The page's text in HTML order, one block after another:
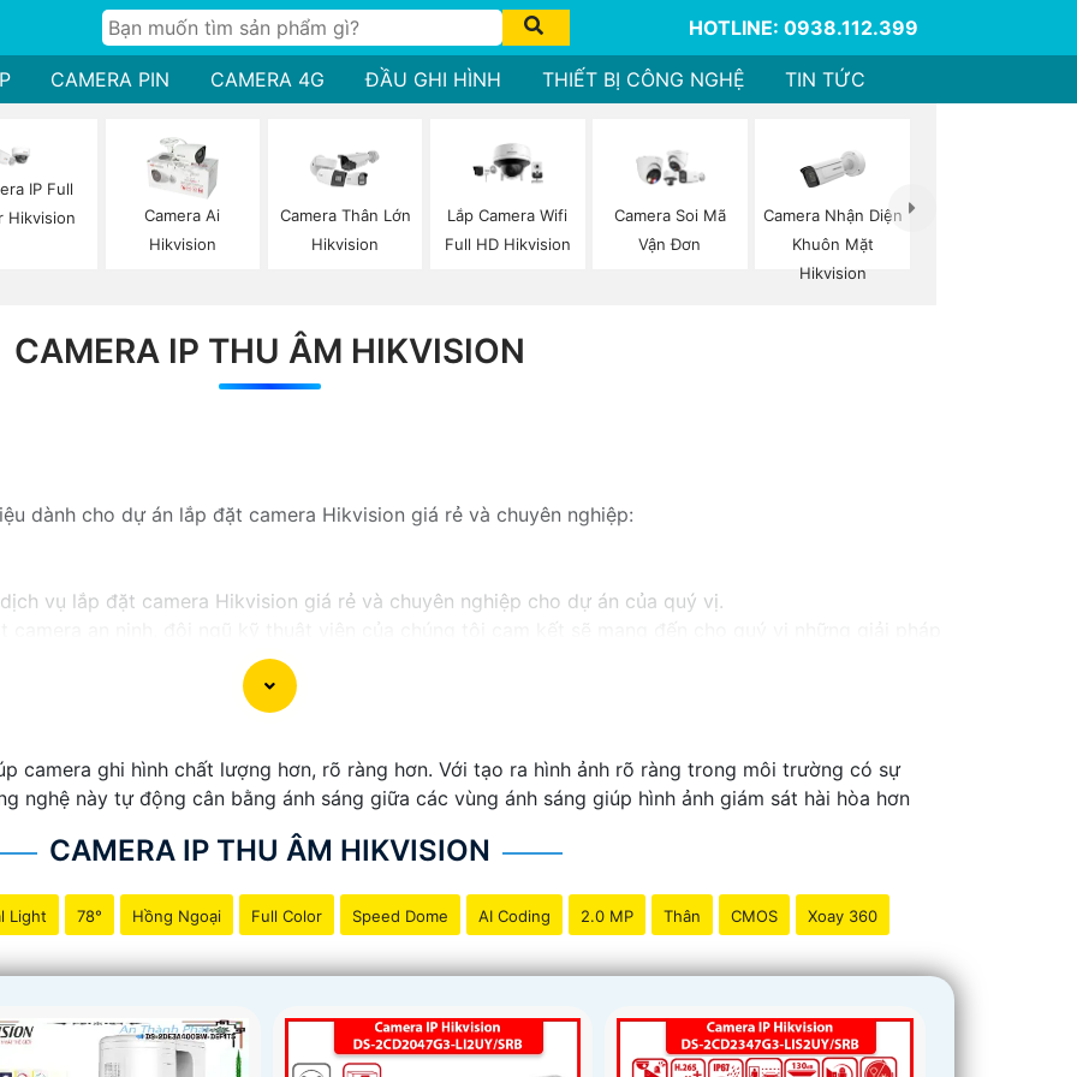
HOTLINE: 0938.112.399
CAMERA PIN CAMERA 4G ĐẦU GHI HÌNH THIẾT BỊ CÔNG NGHỆ TIN TỨC
IP Full
Hikvision
Camera Ai
Hikvision
Camera Thân Lớn
Hikvision
Lắp Camera Wifi
Full HD Hikvision
Camera Soi Mã
Vận Đơn
Camera Nhận Diện
Khuôn Mặt
Hikvision
CAMERA IP THU ÂM HIKVISION
dành cho dự án lắp đặt camera Hikvision giá rẻ và chuyên nghiệp:
vụ lắp đặt camera Hikvision giá rẻ và chuyên nghiệp cho dự án của quý vị.
những thương hiệu hàng đầu thế giới về giải pháp an ninh video. Với các tính năng và công nghệ
chất lượng hình ảnh sắc nét mà còn đem đến sự tin cậy và an toàn cho dự án của quý vị.
camera ghi hình chất lượng hơn, rõ ràng hơn. Với tạo ra hình ảnh rõ ràng trong môi trường có sự
nghệ này tự động cân bằng ánh sáng giữa các vùng ánh sáng giúp hình ảnh giám sát hài hòa hơn
CAMERA IP THU ÂM HIKVISION
Light 78° Hồng Ngoại Full Color Speed Dome AI Coding 2.0 MP Thân CMOS Xoay 360